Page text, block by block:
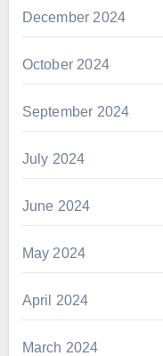
December 2024
October 2024
September 2024
July 2024
June 2024
May 2024
April 2024
March 2024